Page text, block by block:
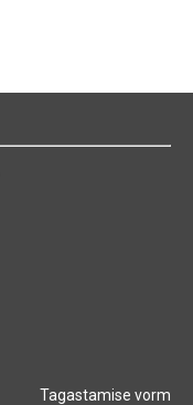
Tagastamise vorm